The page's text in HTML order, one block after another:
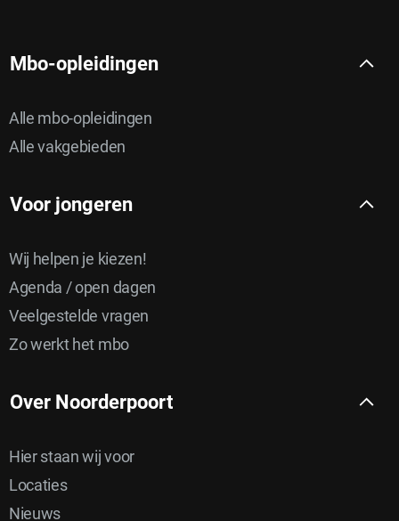
Mbo-opleidingen
Alle mbo-opleidingen
Alle vakgebieden
Voor jongeren
Wij helpen je kiezen!
Agenda / open dagen
Veelgestelde vragen
Zo werkt het mbo
Over Noorderpoort
Hier staan wij voor
Locaties
Nieuws